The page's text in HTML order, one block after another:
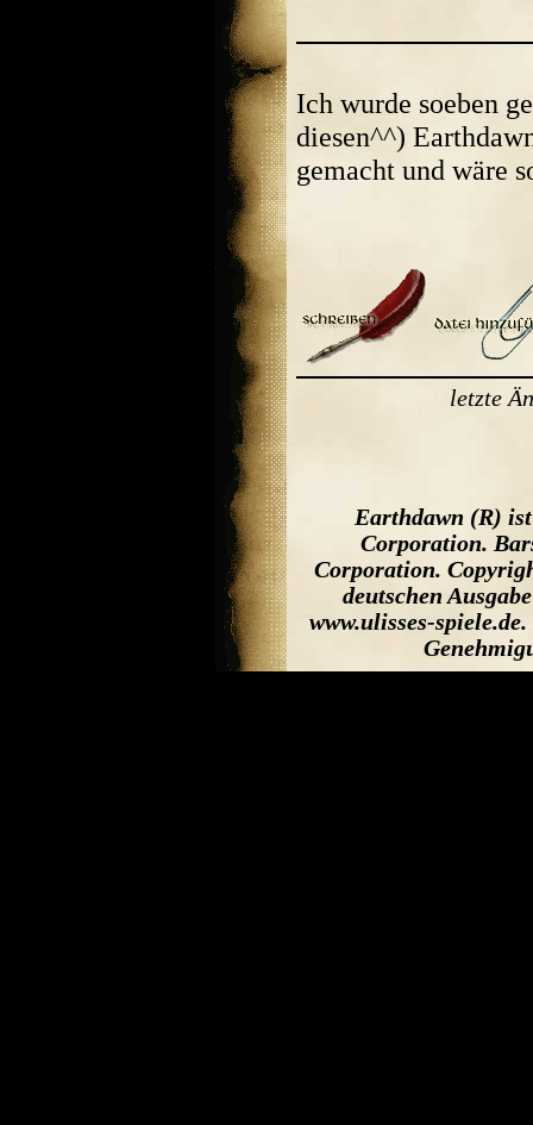
Ich wurde soeben
diesen^^)
gemacht und wäre
letzte
Earthdawn (R)
Corporation.
Corporation.
deutschen
www.ulisses-